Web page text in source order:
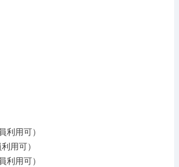
利用可）
用可）
利用可）